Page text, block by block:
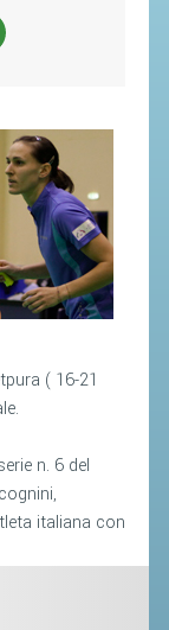
( 16-21
n. 6 del
italiana con
FEDERALE